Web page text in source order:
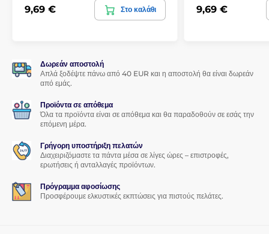
9,69 € Στο καλάθι 9,69 €
Δωρεάν αποστολή
Απλά ξοδέψτε πάνω από 40 EUR και η αποστολή θα είναι δωρεάν
από εμάς.
Προϊόντα σε απόθεμα
Όλα τα προϊόντα είναι σε απόθεμα και θα παραδοθούν σε εσάς την
επόμενη μέρα.
Γρήγορη υποστήριξη πελατών
Διαχειριζόμαστε τα πάντα μέσα σε λίγες ώρες – επιστροφές,
ερωτήσεις ή ανταλλαγές προϊόντων.
Πρόγραμμα αφοσίωσης
Προσφέρουμε ελκυστικές εκπτώσεις για πιστούς πελάτες.